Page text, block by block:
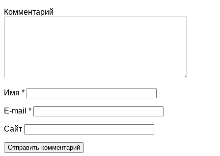
Комментарий
Имя *
E-mail *
Сайт